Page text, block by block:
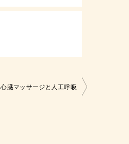
心臓マッサージと人工呼吸